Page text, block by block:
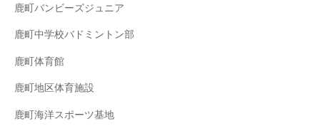
鹿町バンビーズジュニア
鹿町中学校バドミントン部
鹿町体育館
鹿町地区体育施設
鹿町海洋スポーツ基地